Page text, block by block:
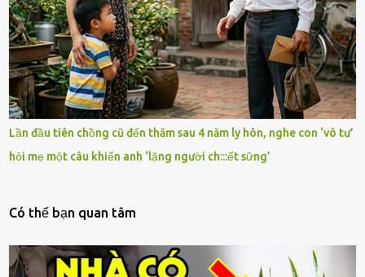
Lần đầu tiên chồng cũ đến thăm sau 4 năm ly hôn, nghe con ‘vô tư’
hỏi mẹ một câu khiến anh ‘lặng người ch:::ết sững’
Có thế bạn quan tâm